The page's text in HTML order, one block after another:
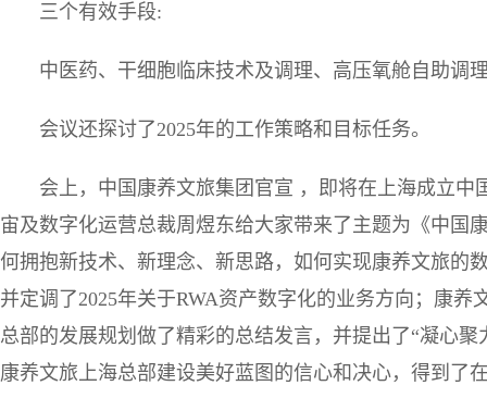
三个有效手段:
中医药、干细胞临床技术及调理、高压氧舱自助调
会议还探讨了2025年的工作策略和目标任务。
会上，中国康养文旅集团官宣 ，即将在上海成立
宙及数字化运营总裁周煜东给大家带来了主题为《中国
何拥抱新技术、新理念、新思路，如何实现康养文旅的
并定调了2025年关于RWA资产数字化的业务方向；康
总部的发展规划做了精彩的总结发言，并提出了“凝心
康养文旅上海总部建设美好蓝图的信心和决心，得到了